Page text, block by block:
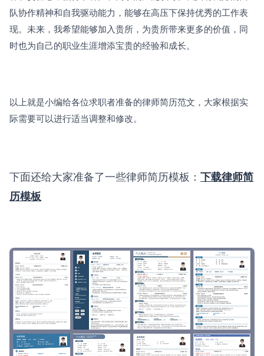
队协作精神和自我驱动能力，能够在高压下保持优秀的工作表
现。未来，我希望能够加入贵所，为贵所带来更多的价值，同
时也为自己的职业生涯增添宝贵的经验和成长。
以上就是小编给各位求职者准备的律师简历范文，大家根据实
际需要可以进行适当调整和修改。
下面还给大家准备了一些律师简历模板： 下载律师简
历模板